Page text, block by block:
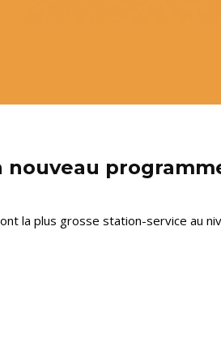
nouveau
la plus grosse station-service au